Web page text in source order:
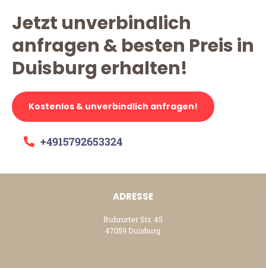
Jetzt unverbindlich
anfragen & besten Preis in
Duisburg erhalten!
Kostenlos & unverbindlich anfragen!
+4915792653324
ADRESSE
Ruhrorter Str. 45
47059 Duisburg